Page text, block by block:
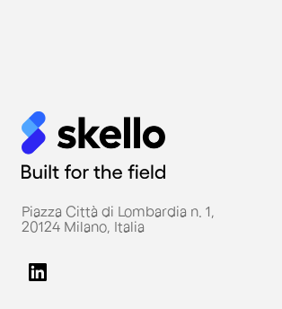
Piazza Città di Lombardia n. 1,
20124 Milano, Italia